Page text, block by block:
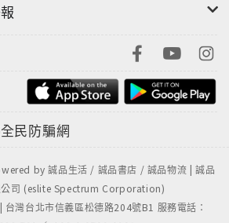
民防騙網
by 誠品生活 / 誠品書店 / 誠品物流 | 誠品
公司 (eslite Spectrum Corporation)
灣台北市信義區松德路204號B1 服務電話：